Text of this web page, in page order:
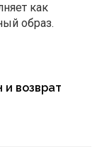
как
образ.
возврат